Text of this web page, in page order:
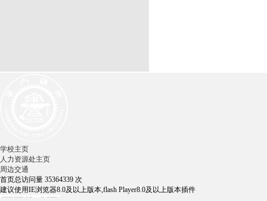
学校主页
人力资源处主页
周边交通
首页总访问量 35364339 次
建议使用IE浏览器8.0及以上版本,flash Player8.0及以上版本插件